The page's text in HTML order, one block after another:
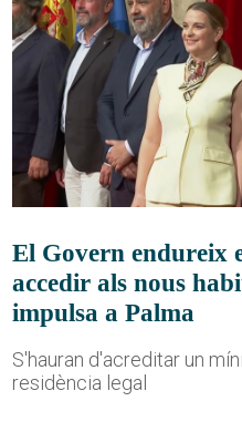
El Govern endureix
accedir als nous
impulsa a Palma
S'hauran d'acreditar un
residència legal